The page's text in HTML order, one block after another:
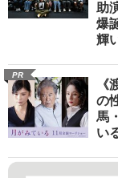
助
爆
輝
PR
《
の
馬
い